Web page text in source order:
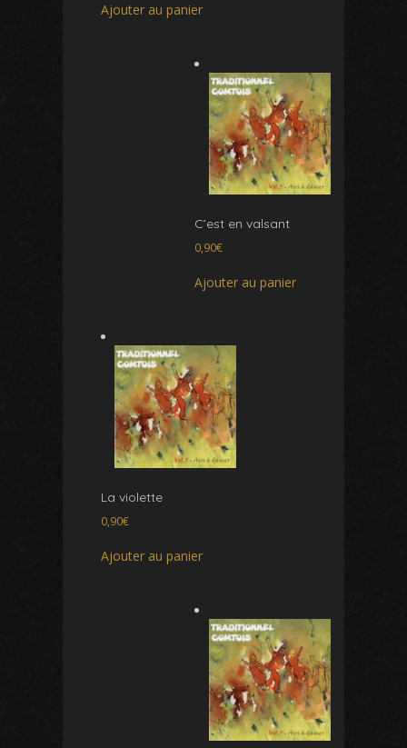
Ajouter au panier
C’est en valsant
0,90€
Ajouter au panier
La violette
0,90€
Ajouter au panier